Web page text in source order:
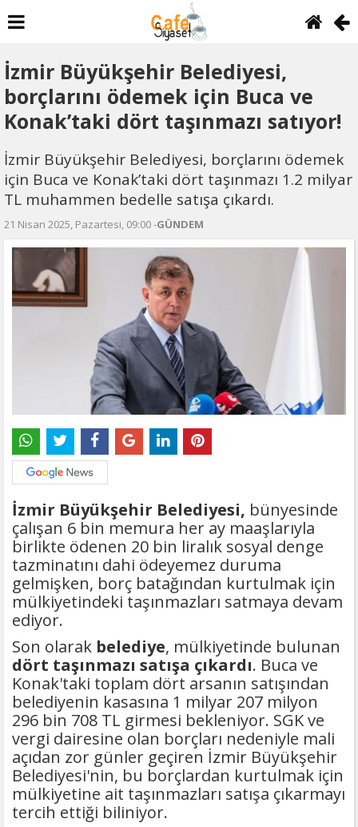
İzmir Büyükşehir Belediyesi,
borçlarını ödemek için Buca ve
Konak’taki dört taşınmazı satıyor!
İzmir Büyükşehir Belediyesi, borçlarını ödemek
için Buca ve Konak’taki dört taşınmazı 1.2 milyar
TL muhammen bedelle satışa çıkardı.
21 Nisan 2025, Pazartesi, 09:00 -GÜNDEM
İzmir Büyükşehir Belediyesi, bünyesinde
çalışan 6 bin memura her ay maaşlarıyla
birlikte ödenen 20 bin liralık sosyal denge
tazminatını dahi ödeyemez duruma
gelmişken, borç batağından kurtulmak için
mülkiyetindeki taşınmazları satmaya devam
ediyor.
Son olarak belediye, mülkiyetinde bulunan
dört taşınmazı satışa çıkardı. Buca ve
Konak'taki toplam dört arsanın satışından
belediyenin kasasına 1 milyar 207 milyon
296 bin 708 TL girmesi bekleniyor. SGK ve
vergi dairesine olan borçları nedeniyle mali
açıdan zor günler geçiren İzmir Büyükşehir
Belediyesi'nin, bu borçlardan kurtulmak için
mülkiyetine ait taşınmazları satışa çıkarmayı
tercih ettiği biliniyor.